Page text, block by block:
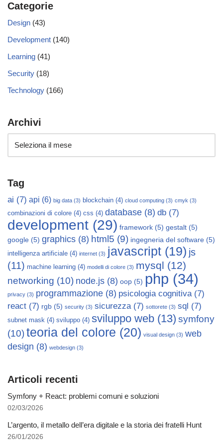
Categorie
Design (43)
Development (140)
Learning (41)
Security (18)
Technology (166)
Archivi
Tag
ai (7) api (6) big data (3) blockchain (4) cloud computing (3) cmyk (3)
combinazioni di colore (4) css (4) database (8) db (7)
development (29) framework (5) gestalt (5)
google (5) graphics (8) html5 (9) ingegneria del software (5)
intelligenza artificiale (4) internet (3) javascript (19) js
(11) machine learning (4) modelli di colore (3) mysql (12)
networking (10) node.js (8) oop (5) php (34)
privacy (3) programmazione (8) psicologia cognitiva(7)
react (7) rgb (5) security (3) sicurezza(7) sottorete (3) sql (7)
subnet mask (4) sviluppo (4) sviluppo web (13) symfony
(10)teoria del colore (20) visual design (3) web
design (8) webdesign (3)
Articoli recenti
Symfony + React: problemi comuni e soluzioni
02/03/2026
L’argento, il metallo dell’era digitale e la storia dei fratelli Hunt
26/01/2026